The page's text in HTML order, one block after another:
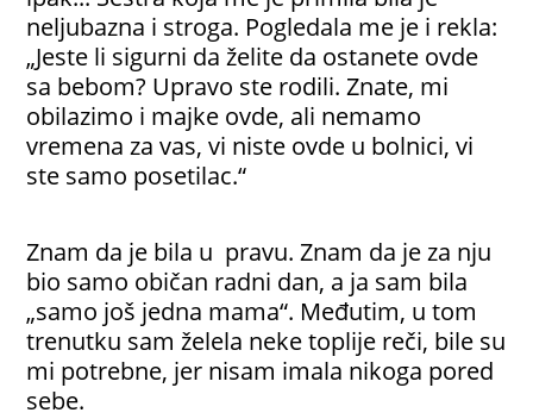
neljubazna i stroga. Pogledala me je i rekla:
„Jeste li sigurni da želite da ostanete ovde
sa bebom? Upravo ste rodili. Znate, mi
obilazimo i majke ovde, ali nemamo
vremena za vas, vi niste ovde u bolnici, vi
ste samo posetilac.“
Znam da je bila u pravu. Znam da je za nju
bio samo običan radni dan, a ja sam bila
„samo još jedna mama“. Međutim, u tom
trenutku sam želela neke toplije reči, bile su
mi potrebne, jer nisam imala nikoga pored
sebe.